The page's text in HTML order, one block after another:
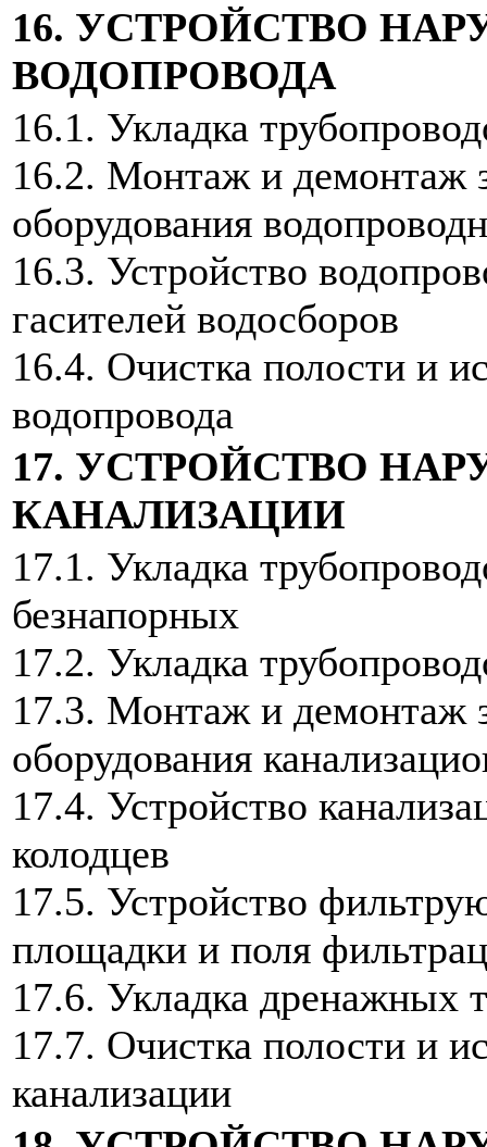
16. УСТРОЙСТВО
ВОДОПРОВОДА
16.1. Укладка
16.2. Монтаж и демонтаж
оборудования
16.3. Устройство
гасителей водосборов
16.4. Очистка полости и
водопровода
17. УСТРОЙСТВО
КАНАЛИЗАЦИИ
17.1. Укладка
безнапорных
17.2. Укладка
17.3. Монтаж и демонтаж
оборудования
17.4. Устройство
колодцев
17.5. Устройство
площадки и поля
17.6. Укладка дренажных
17.7. Очистка полости и
канализации